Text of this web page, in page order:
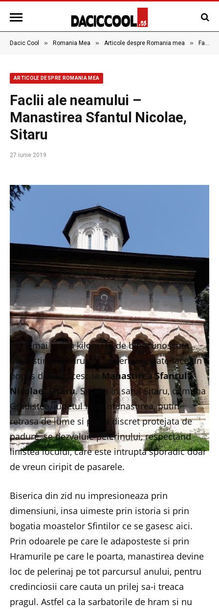
Dacic Cool » Romania Mea » Articole despre Romania mea » Faclii ale neamului – Manastirea Sfantul Nicolae, Sitaru
ARTICOLE DESPRE ROMANIA MEA
Faclii ale neamului –
Manastirea Sfantul Nicolae,
Sitaru
27 iunie 2019
La numai cativa kilometri de binecunoscuta
Manastire Caldarusani, pelerinul poate face un
popas duhovnicesc la Manastirea Sfantul
Nicolae, Sitaru. Situata in satul Sitaru, comuna
Gradistea, judetul Ilfov, manastirea, putin
retrasa de lume si parca discret protejata de
padure, se dezvaluie pelerinului, respectand
linistea locului, care este intrupta sporadic doar
de vreun ciripit de pasarele.
Biserica din zid nu impresioneaza prin
dimensiuni, insa uimeste prin istoria si prin
bogatia moastelor Sfintilor ce se gasesc aici.
Prin odoarele pe care le adaposteste si prin
Hramurile pe care le poarta, manastirea devine
loc de pelerinaj pe tot parcursul anului, pentru
credinciosii care cauta un prilej sa-i treaca
pragul. Astfel ca la sarbatorile de hram si nu